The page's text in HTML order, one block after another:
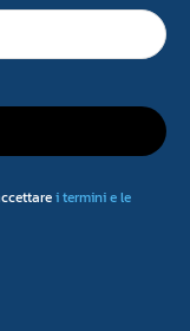
i termini e le